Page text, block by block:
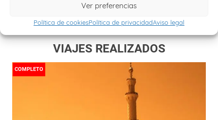
Ver preferencias
Política de cookiesPolítica de privacidadAviso legal
VIAJES REALIZADOS
COMPLETO